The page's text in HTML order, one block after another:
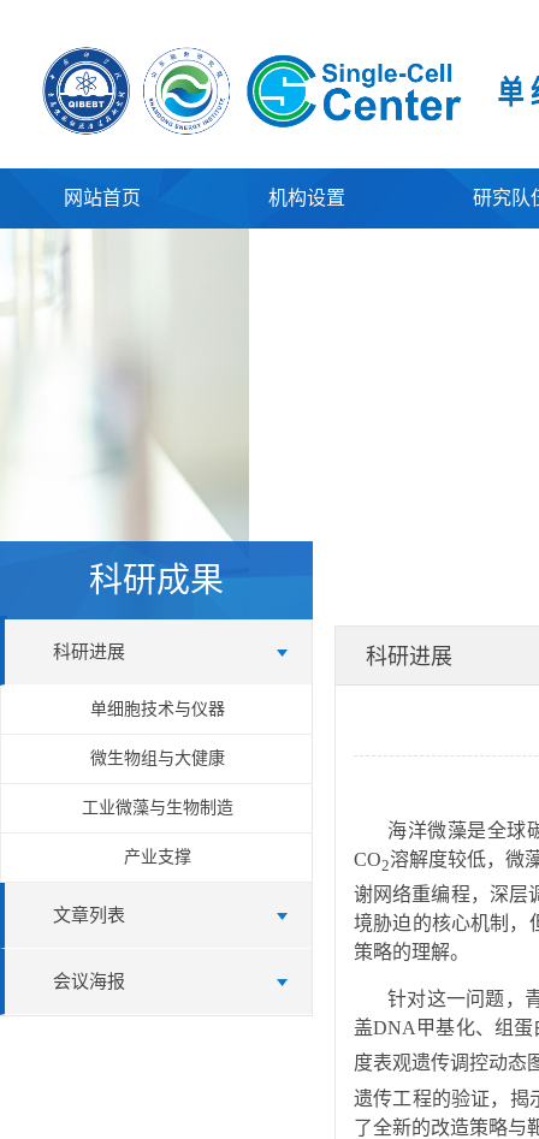
网站首页 机构设置 研究队
科研成果
科研进展
单细胞技术与仪器
微生物组与大健康
工业微藻与生物制造
产业支撑
文章列表
会议海报
科研进展
海洋微藻是全球
CO2溶解度较低，微
谢网络重编程，深层
境胁迫的核心机制，
策略的理解。
针对这一问题，
盖DNA甲基化、组
度表观遗传调控动态
遗传工程的验证，揭
了全新的改造策略与